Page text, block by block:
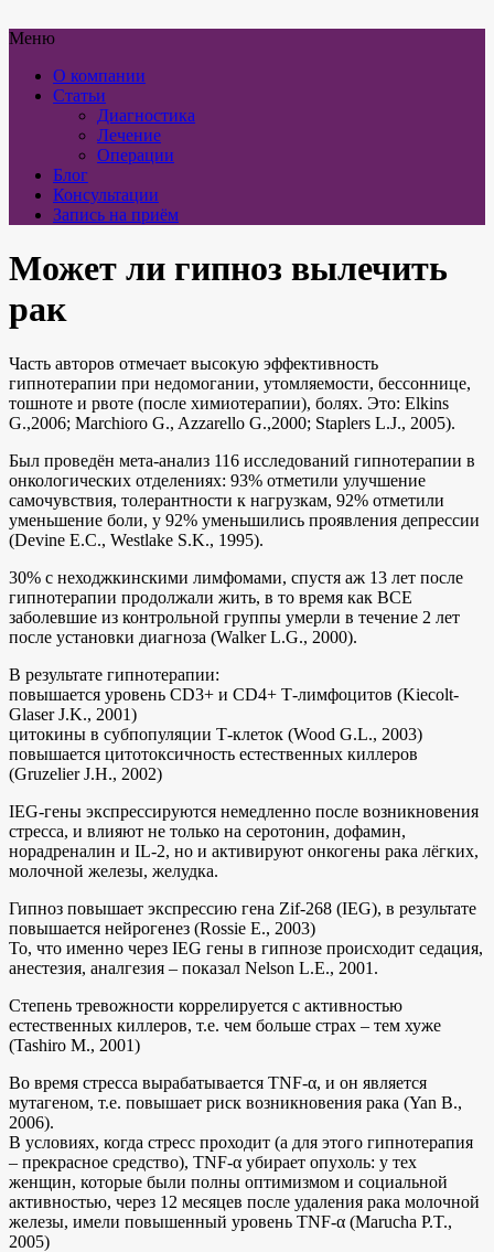
Меню
О компании
Статьи
Диагностика
Лечение
Операции
Блог
Консультации
Запись на приём
Может ли гипноз вылечить
рак
Часть авторов отмечает высокую эффективность
гипнотерапии при недомогании, утомляемости, бессоннице,
тошноте и рвоте (после химиотерапии), болях. Это: Elkins
G.,2006; Marchioro G., Azzarello G.,2000; Staplers L.J., 2005).
Был проведён мета-анализ 116 исследований гипнотерапии в
онкологических отделениях: 93% отметили улучшение
самочувствия, толерантности к нагрузкам, 92% отметили
уменьшение боли, у 92% уменьшились проявления депрессии
(Devine E.C., Westlake S.K., 1995).
30% с неходжкинскими лимфомами, спустя аж 13 лет после
гипнотерапии продолжали жить, в то время как ВСЕ
заболевшие из контрольной группы умерли в течение 2 лет
после установки диагноза (Walker L.G., 2000).
В результате гипнотерапии:
повышается уровень CD3+ и CD4+ Т-лимфоцитов (Kiecolt-
Glaser J.K., 2001)
цитокины в субпопуляции Т-клеток (Wood G.L., 2003)
повышается цитотоксичность естественных киллеров
(Gruzelier J.H., 2002)
IEG-гены экспрессируются немедленно после возникновения
стресса, и влияют не только на серотонин, дофамин,
норадреналин и IL-2, но и активируют онкогены рака лёгких,
молочной железы, желудка.
Гипноз повышает экспрессию гена Zif-268 (IEG), в результате
повышается нейрогенез (Rossie E., 2003)
То, что именно через IEG гены в гипнозе происходит седация,
анестезия, аналгезия – показал Nelson L.E., 2001.
Степень тревожности коррелируется с активностью
естественных киллеров, т.е. чем больше страх – тем хуже
(Tashiro M., 2001)
Во время стресса вырабатывается TNF-α, и он является
мутагеном, т.е. повышает риск возникновения рака (Yan B.,
2006).
В условиях, когда стресс проходит (а для этого гипнотерапия
– прекрасное средство), TNF-α убирает опухоль: у тех
женщин, которые были полны оптимизмом и социальной
активностью, через 12 месяцев после удаления рака молочной
железы, имели повышенный уровень TNF-α (Marucha P.T.,
2005)